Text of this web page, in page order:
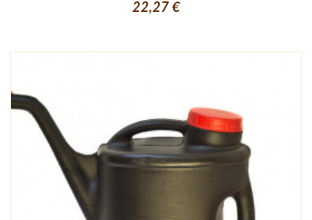
22,27 €